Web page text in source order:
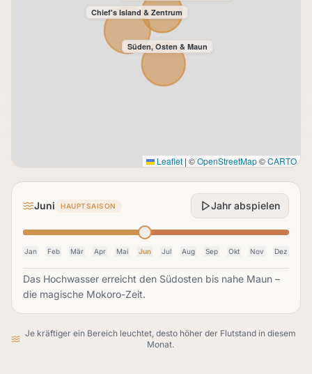
Chief's Island & Zentrum
Süden, Osten & Maun
Leaflet | ©OpenStreetMap©CARTO
Juni HAUPTSAISON Jahr abspielen
Jan Feb Mär Apr Mai Jun Jul Aug Sep Okt Nov Dez
Das Hochwasser erreicht den Südosten bis nahe Maun –
die magische Mokoro-Zeit.
Je kräftiger ein Bereich leuchtet, desto höher der Flutstand in diesem
Monat.